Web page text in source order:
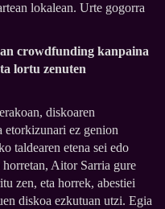
lokalean. Urte gogorra
crowdfunding kanpaina
lortu zenuten
diskoaren
etorkizunari ez genion
taldearen etena sei edo
Aitor Sarria gure
zen, eta horrek, abestiei
diskoa ezkutuan utzi. Egia